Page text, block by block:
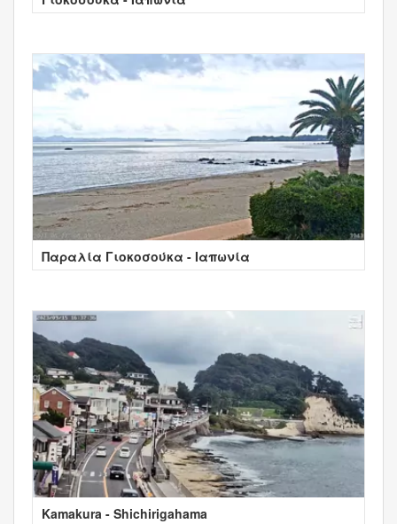
Παραλία Γιοκοσούκα - Ιαπωνία
Kamakura - Shichirigahama